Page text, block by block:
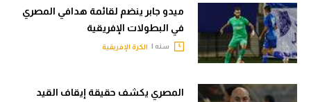
ميدو جابر ينضم لقائمة هدافي المصري
في البطولات الإفريقية
سنه | الكرة الإفريقية
المصري يكشف حقيقة إيقاف القيد